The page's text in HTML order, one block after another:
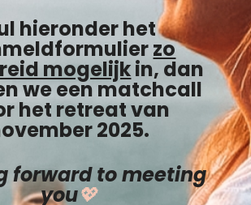
hieronder het
zo
mogelijkin, dan
we een matchcall
het retreat van
2025.
forward to meeting
you💖